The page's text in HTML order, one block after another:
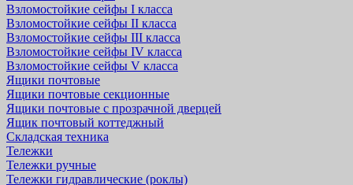
Взломостойкие сейфы I класса
Взломостойкие сейфы II класса
Взломостойкие сейфы III класса
Взломостойкие сейфы IV класса
Взломостойкие сейфы V класса
Ящики почтовые
Ящики почтовые секционные
Ящики почтовые с прозрачной дверцей
Ящик почтовый коттеджный
Складская техника
Тележки
Тележки ручные
Тележки гидравлические (роклы)